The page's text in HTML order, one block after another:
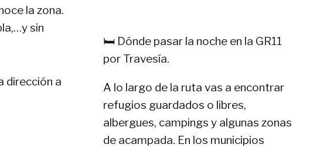
la zona.
sin
dirección a
11-
🛏️ Dónde pasar la noche en la GR11
por Travesía.
A lo largo de la ruta vas a encontrar
refugios guardados o libres,
albergues, campings y algunas zonas
de acampada. En los municipios